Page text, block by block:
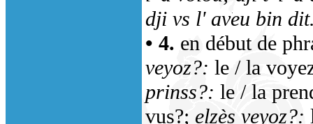
dji vs l' aveu bin
• 4. en début de
veyoz?: le / la
prinss?: le / la
vus?; elzès veyoz?: